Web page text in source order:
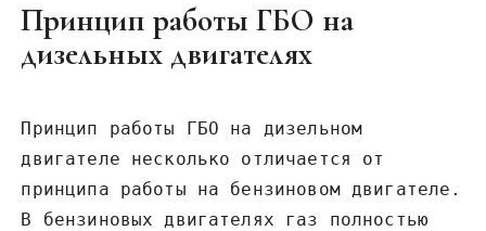
Принцип работы ГБО на
дизельных двигателях
Принцип работы ГБО на дизельном
двигателе несколько отличается от
принципа работы на бензиновом двигателе.
В бензиновых двигателях газ полностью